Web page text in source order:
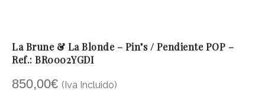
La Brune & La Blonde – Pin’s / Pendiente POP –
Ref.: BR0002YGDI
850,00€ (Iva Incluido)